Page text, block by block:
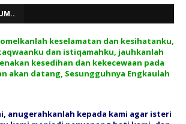
keselamatan dan kesihatanku,
dan istiqamahku, jauhkanlah
kesedihan dan kekecewaan pada
akan datang, Sesungguhnya Engkaulah
anugerahkanlah kepada kami agar isteri